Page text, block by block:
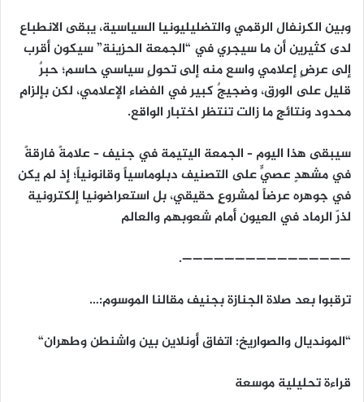
وبين الكرنفال الرقميوالتضليليونيا السياسية، يبقى الانطباع
لدى كثيرين أن ما سيجري في “الجمعة الحزينة” سيكون أقرب
إلى عرضٍ إعلامي واسع منه إلى تحولٍ سياسي حاسم؛ حبرٌ
قليل على الورق، وضجيجٌ كبير في الفضاء الإعلامي، لكن بإلزامٍ
محدود ونتائجٍ ما زالت تنتظر اختبار الواقع.
سيبقى هذا اليوم – الجمعة اليتيمة في جنيف – علامةً فارقةً
في مشهدٍ عصيٍّ على التصنيف دبلوماسياً وقانونياً؛ إذ لم يكن
في جوهره عرضاً لمشروعٍ حقيقي، بل استعراضونيا إلكترونية
لذرّ الرماد في العيون أمام شعوبهم والعالم
————————————————
.
ترقبوا بعد صلاة الجنازة بجنيف مقالنا الموسوم:…
“المونديال والصواريخ: اتفاق أونلاين بين واشنطن وطهران“
قراءة تحليلية موسعة